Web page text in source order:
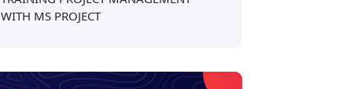
WITH MS PROJECT